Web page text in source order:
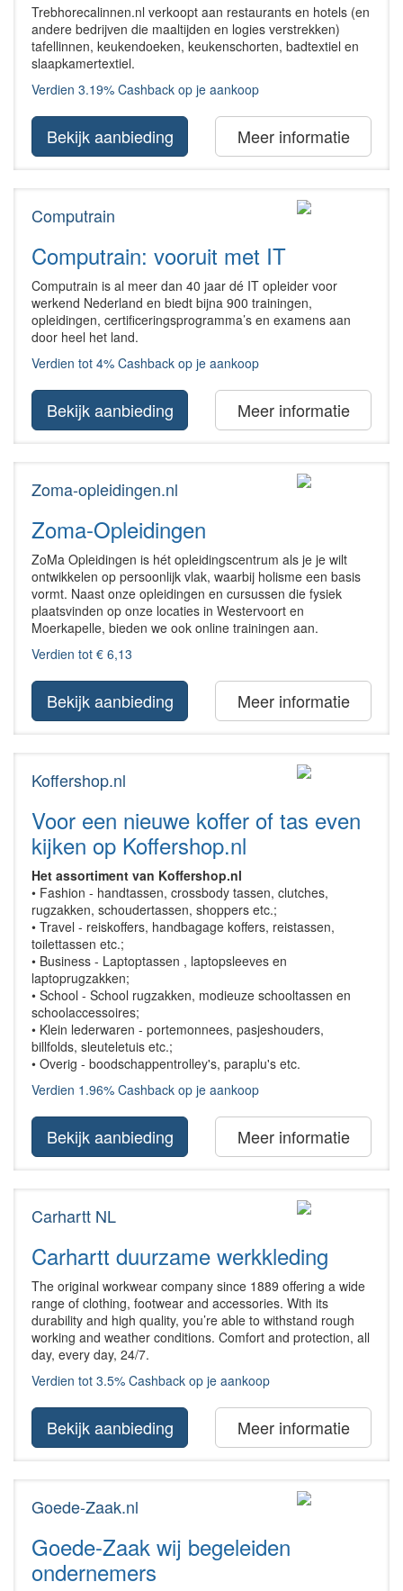
Trebhorecalinnen.nl verkoopt aan restaurants en hotels (en
andere bedrijven die maaltijden en logies verstrekken)
tafellinnen, keukendoeken, keukenschorten, badtextiel en
slaapkamertextiel.
Verdien 3.19% Cashback op je aankoop
Bekijk aanbieding Meer informatie
Computrain
Computrain: vooruit met IT
Computrain is al meer dan 40 jaar dé IT opleider voor
werkend Nederland en biedt bijna 900 trainingen,
opleidingen, certificeringsprogramma’s en examens aan
door heel het land.
Verdien tot 4% Cashback op je aankoop
Bekijk aanbieding Meer informatie
Zoma-opleidingen.nl
Zoma-Opleidingen
ZoMa Opleidingen is hét opleidingscentrum als je je wilt
ontwikkelen op persoonlijk vlak, waarbij holisme een basis
vormt. Naast onze opleidingen en cursussen die fysiek
plaatsvinden op onze locaties in Westervoort en
Moerkapelle, bieden we ook online trainingen aan.
Verdien tot € 6,13
Bekijk aanbieding Meer informatie
Koffershop.nl
Voor een nieuwe koffer of tas even
kijken op Koffershop.nl
Het assortiment van Koffershop.nl
• Fashion - handtassen, crossbody tassen, clutches,
rugzakken, schoudertassen, shoppers etc.;
• Travel - reiskoffers, handbagage koffers, reistassen,
toilettassen etc.;
• Business - Laptoptassen , laptopsleeves en
laptoprugzakken;
• School - School rugzakken, modieuze schooltassen en
schoolaccessoires;
• Klein lederwaren - portemonnees, pasjeshouders,
billfolds, sleuteletuis etc.;
• Overig - boodschappentrolley's, paraplu's etc.
Verdien 1.96% Cashback op je aankoop
Bekijk aanbieding Meer informatie
Carhartt NL
Carhartt duurzame werkkleding
The original workwear company since 1889 offering a wide
range of clothing, footwear and accessories. With its
durability and high quality, you’re able to withstand rough
working and weather conditions. Comfort and protection, all
day, every day, 24/7.
Verdien tot 3.5% Cashback op je aankoop
Bekijk aanbieding Meer informatie
Goede-Zaak.nl
Goede-Zaak wij begeleiden
ondernemers